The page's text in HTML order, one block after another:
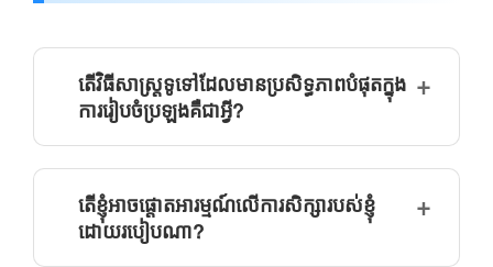
តើវិធីសាស្រ្តទូទៅដែលមានប្រសិទ្ធភាពបំផុតក្នុង
ការរៀបចំប្រឡងគឺជាអ្វី?
តើខ្ញុំអាចផ្តោតអារម្មណ៍លើការសិក្សារបស់ខ្ញុំ
ដោយរបៀបណា?